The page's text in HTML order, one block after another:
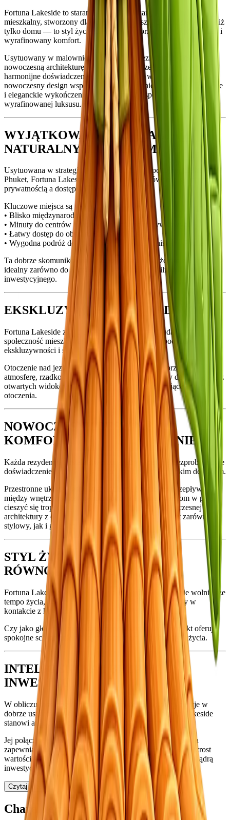
Fortuna Lakeside to starannie zaprojektowany kompleks
mieszkalny, stworzony dla tych, którzy poszukują czegoś więcej niż
tylko domu — to styl życia zdefiniowany przez spokój, przestrzeń i
wyrafinowany komfort.
Usytuowany w malowniczej scenerii nad jeziorem, projekt łączy
nowoczesną architekturę z naturalnym otoczeniem, oferując
harmonijne doświadczenie życia, w którym woda, zieleń i
nowoczesny design współistnieją. Czyste linie, otwarte przestrzenie
i eleganckie wykończenia tworzą poczucie spokojnej
wyrafinowanej luksusu.
WYJĄTKOWA LOKALIZACJA Z
NATURALNYM UROKIEM
Usytuowana w strategicznej, a jednocześnie spokojnej części
Phuket, Fortuna Lakeside oferuje doskonałą równowagę między
prywatnością a dostępnością.
Kluczowe miejsca są w zasięgu ręki:
• Blisko międzynarodowych szkół
• Minuty do centrów handlowych i miejsc rozrywkowych
• Łatwy dostęp do obszaru Bang Tao / Laguna
• Wygodna podróż do Międzynarodowego Lotniska w Phuket
Ta dobrze skomunikowana lokalizacja sprawia, że projekt jest
idealny zarówno do komfortowego życia, jak i silnego potencjału
inwestycyjnego.
EKSKLUZYWNE ŻYCIE NAD WODĄ
Fortuna Lakeside zaprojektowana jest jako niskoudarowa
społeczność mieszkalna, oferująca mieszkańcom poczucie
ekskluzywności i spokojnego życia.
Otoczenie nad jeziorem zwiększa prywatność i tworzy unikalną
atmosferę, rzadko spotykaną w Phuket, gdzie każdy dom korzysta z
otwartych widoków, naturalnego światła i uspokajającego
otoczenia.
NOWOCZESNY DESIGN &
KOMFORTOWE PRZESTRZENIE
Każda rezydencja została stworzona, aby zapewnić bezproblemowe
doświadczenie życia, łącząc funkcjonalność z eleganckim designem.
Przestronne układy, jasne strefy dzienne i naturalny przepływ
między wnętrzem a zewnętrzem pozwalają mieszkańcom w pełni
cieszyć się tropikalnym stylem życia. Integracja nowoczesnej
architektury z otaczającą naturą tworzy dom, który jest zarówno
stylowy, jak i głęboko relaksujący.
STYL ŻYCIA OPARTY NA
RÓWNOWADZE I SPOKOJU
Fortuna Lakeside jest idealna dla tych, którzy cenią sobie wolniejsze
tempo życia, otoczeni naturą, a jednocześnie pozostający w
kontakcie z kluczowymi miejscami na wyspie.
Czy jako główna rezydencja, czy wakacyjna oaza, projekt oferuje
spokojne schronienie z silnym poczuciem miejsca i stylu życia.
INTELIGENTNA I BEZPIECZNA
INWESTYCJA
W obliczu rosnącego popytu na wysokiej jakości rezydencje w
dobrze usytuowanych lokalizacjach w Phuket, Fortuna Lakeside
stanowi atrakcyjną okazję inwestycyjną.
Jej połączenie lokalizacji, designu i atrakcyjności stylu życia
zapewnia silny potencjał wynajmu oraz długoterminowy wzrost
wartości — czyniąc z niej nie tylko piękny dom, ale także mądrą
inwestycję na przyszłość.
Czytaj więcej
Charakterystyka wille